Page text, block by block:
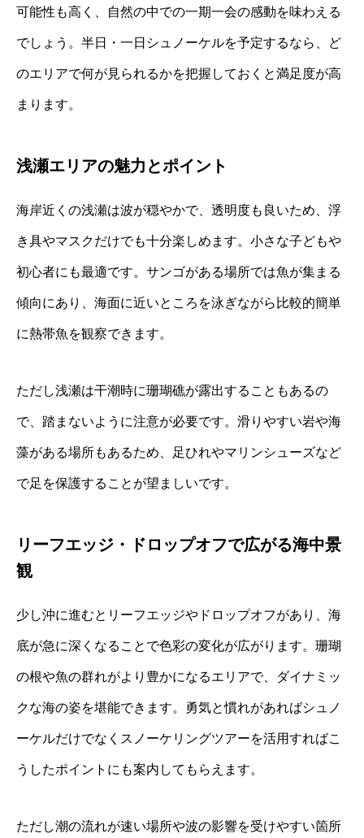
可能性も高く、自然の中での一期一会の感動を味わえる
でしょう。半日・一日シュノーケルを予定するなら、ど
のエリアで何が見られるかを把握しておくと満足度が高
まります。
浅瀬エリアの魅力とポイント
海岸近くの浅瀬は波が穏やかで、透明度も良いため、浮
き具やマスクだけでも十分楽しめます。小さな子どもや
初心者にも最適です。サンゴがある場所では魚が集まる
傾向にあり、海面に近いところを泳ぎながら比較的簡単
に熱帯魚を観察できます。
ただし浅瀬は干潮時に珊瑚礁が露出することもあるの
で、踏まないように注意が必要です。滑りやすい岩や海
藻がある場所もあるため、足ひれやマリンシューズなど
で足を保護することが望ましいです。
リーフエッジ・ドロップオフで広がる海中景
観
少し沖に進むとリーフエッジやドロップオフがあり、海
底が急に深くなることで色彩の変化が広がります。珊瑚
の根や魚の群れがより豊かになるエリアで、ダイナミッ
クな海の姿を堪能できます。勇気と慣れがあればシュノ
ーケルだけでなくスノーケリングツアーを活用すればこ
うしたポイントにも案内してもらえます。
ただし潮の流れが速い場所や波の影響を受けやすい箇所